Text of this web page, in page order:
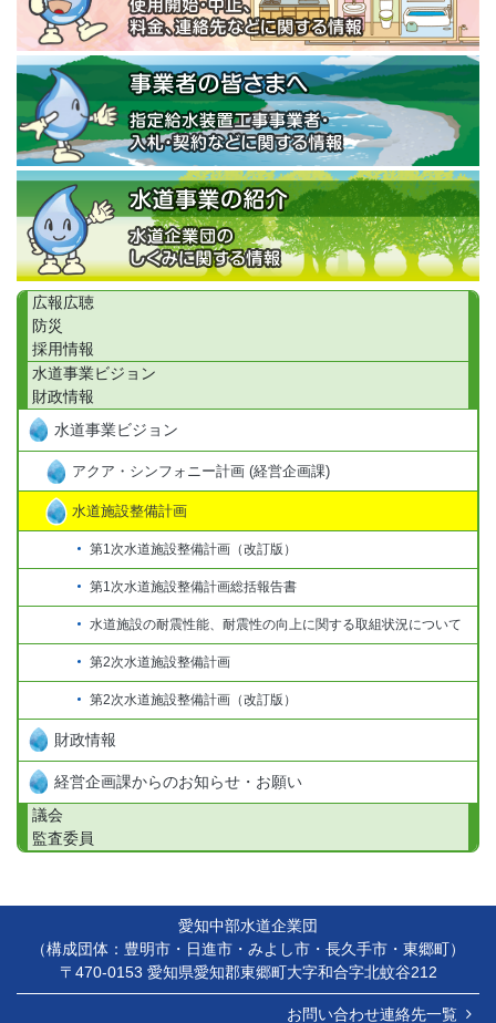
広報広聴
防災
採用情報
水道事業ビジョン
財政情報
水道事業ビジョン
アクア・シンフォニー計画 (経営企画課)
水道施設整備計画
第1次水道施設整備計画（改訂版）
第1次水道施設整備計画総括報告書
水道施設の耐震性能、耐震性の向上に関する取組状況について
第2次水道施設整備計画
第2次水道施設整備計画（改訂版）
財政情報
経営企画課からのお知らせ・お願い
議会
監査委員
愛知中部水道企業団
（構成団体：豊明市・日進市・みよし市・長久手市・東郷町）
〒470-0153 愛知県愛知郡東郷町大字和合字北蚊谷212
お問い合わせ連絡先一覧